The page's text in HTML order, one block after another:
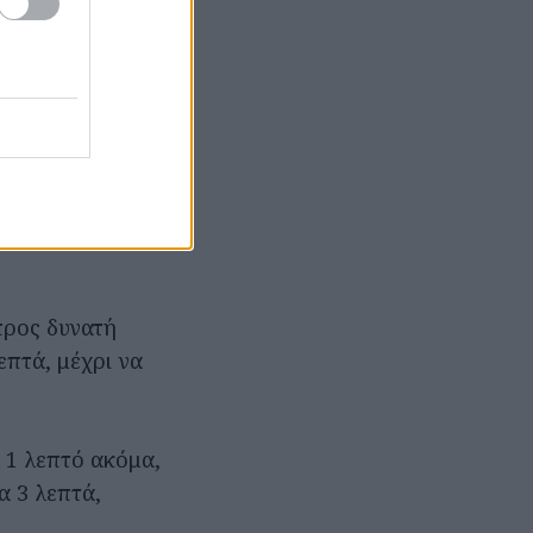
κουταλάκι
Τα
δυνατή
μέχρι να
λεπτό ακόμα,
3 λεπτά,